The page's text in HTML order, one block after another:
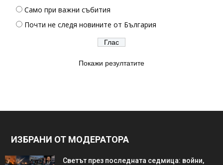
Само при важни събития
Почти не следя новините от България
Покажи резултатите
ИЗБРАНИ ОТ МОДЕРАТОРА
Светът през последната седмица: войни,